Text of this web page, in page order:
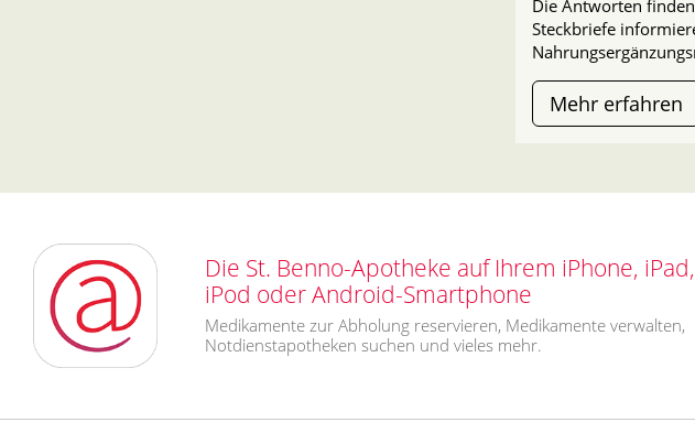
Die Antworten
Steckbriefe
Mehr erfahren
Die St. Benno-Apotheke auf Ihrem iPhone, iPad,
iPod oder Android-Smartphone
Medikamente zur Abholung reservieren, Medikamente verwalten,
Notdienstapotheken suchen und vieles mehr.